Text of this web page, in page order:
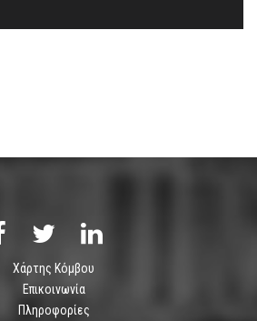
Χάρτης Κόμβου
Επικοινωνία
Πληροφορίες